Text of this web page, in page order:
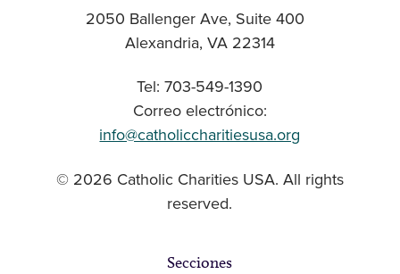
2050 Ballenger Ave, Suite 400
Alexandria, VA 22314
Tel: 703-549-1390
Correo electrónico:
info@catholiccharitiesusa.org
© 2026 Catholic Charities USA. All rights
reserved.
Secciones